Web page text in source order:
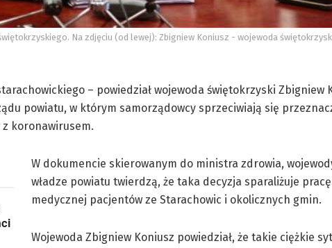
Na zdjęciu (od lewej): Zbigniew Koniusz - wojewoda
– powiedział wojewoda świętokrzyski Zbigniew
powiatu, w którym samorządowcy sprzeciwiają się
koronawirusem.
W dokumencie skierowanym do ministra zdrowia,
władze powiatu twierdzą, że taka decyzja sparaliżuje
medycznej pacjentów ze Starachowic i okolicznych gmin.
Wojewoda Zbigniew Koniusz powiedział, że takie ciężkie